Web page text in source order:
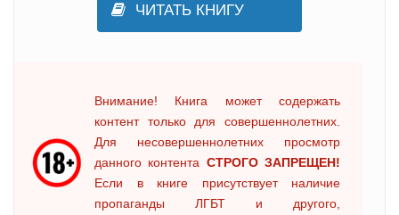
ЧИТАТЬ КНИГУ
Внимание! Книга может содержать
контент только для совершеннолетних.
Для несовершеннолетних просмотр
данного контента СТРОГО ЗАПРЕЩЕН!
Если в книге присутствует наличие
пропаганды ЛГБТ и другого,